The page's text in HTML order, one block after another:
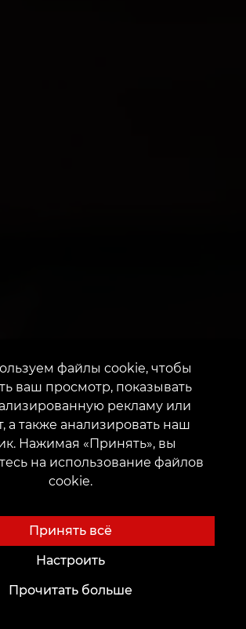
файлы cookie, чтобы
ваш просмотр, показывать
рекламу или
а также анализировать наш
Нажимая «Принять», вы
на использование файлов
cookie.
Принять всё
Настроить
Прочитать больше